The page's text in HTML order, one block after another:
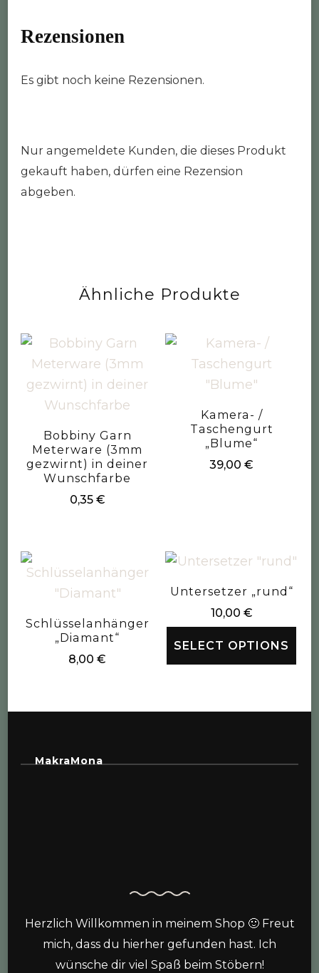
Rezensionen
Es gibt noch keine Rezensionen.
Nur angemeldete Kunden, die dieses Produkt
gekauft haben, dürfen eine Rezension
abgeben.
Ähnliche Produkte
Bobbiny Garn
Meterware (3mm
gezwirnt) in deiner
Wunschfarbe
0,35 €
Kamera- /
Taschengurt
„Blume“
39,00€
Schlüsselanhänger
„Diamant“
8,00€
Untersetzer „rund“
10,00 €
SELECT OPTIONS
MakraMona
Herzlich Willkommen in meinem Shop 🙂 Freut
mich, dass du hierher gefunden hast. Ich
wünsche dir viel Spaß beim Stöbern!